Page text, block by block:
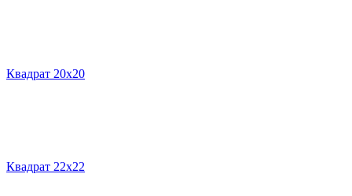
Квадрат 20х20
Квадрат 22х22